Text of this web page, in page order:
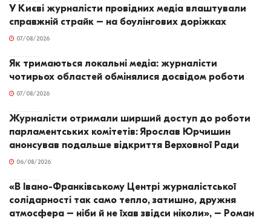
У Києві журналісти провідних медіа влаштували
справжній страйк – на боулінгових доріжках
07/08/2026
Як тримаються локальні медіа: журналісти
чотирьох областей обмінялися досвідом роботи
07/08/2026
Журналісти отримали ширший доступ до роботи
парламентських комітетів: Ярослав Юрчишин
анонсував подальше відкриття Верховної Ради
06/08/2026
«В Івано-Франківському Центрі журналістської
солідарності так само тепло, затишно, дружня
атмосфера – ніби й не їхав звідси ніколи», – Роман